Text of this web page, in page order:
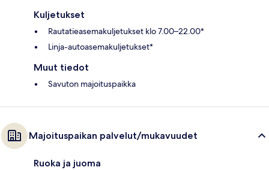
Kuljetukset
Rautatieasemakuljetukset klo 7.00–22.00*
Linja-autoasemakuljetukset*
Muut tiedot
Savuton majoituspaikka
Majoituspaikan palvelut/mukavuudet
Ruoka ja juoma